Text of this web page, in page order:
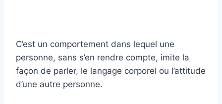
C’est un comportement dans lequel une
personne, sans s’en rendre compte, imite la
façon de parler, le langage corporel ou l’attitude
d’une autre personne.